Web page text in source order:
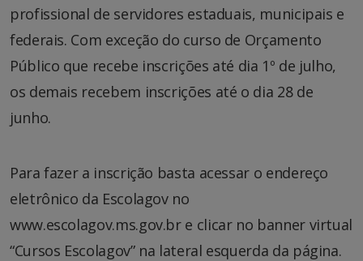
profissional de servidores estaduais, municipais e
federais. Com exceção do curso de Orçamento
Público que recebe inscrições até dia 1º de julho,
os demais recebem inscrições até o dia 28 de
junho.
Para fazer a inscrição basta acessar o endereço
eletrônico da Escolagov no
www.escolagov.ms.gov.br e clicar no banner virtual
“Cursos Escolagov” na lateral esquerda da página.